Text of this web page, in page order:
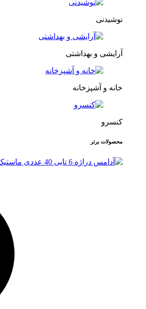
نوشیدنی
آرایشی و بهداشتی
خانه و آشپزخانه
کنسرو
محصولات برتر